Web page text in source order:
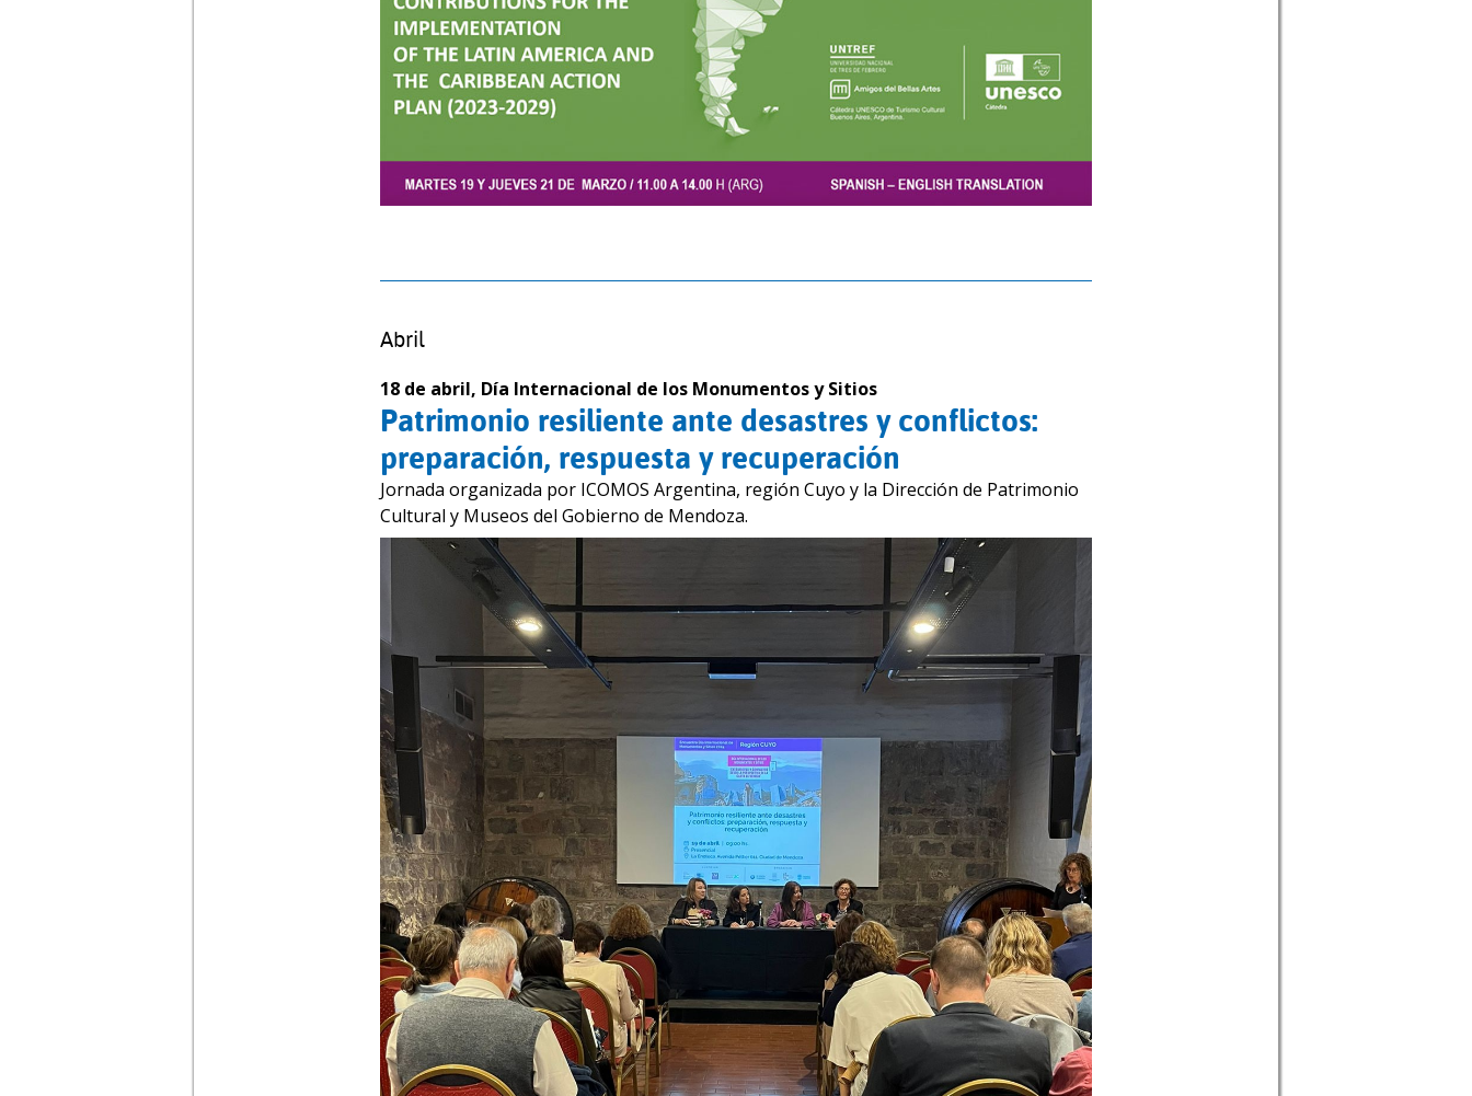
Abril
18 de abril, Día Internacional de los Monumentos y Sitios
Patrimonio resiliente ante desastres y conflictos:
preparación, respuesta y recuperación
Jornada organizada por ICOMOS Argentina, región Cuyo y la Dirección de Patrimonio
Cultural y Museos del Gobierno de Mendoza.